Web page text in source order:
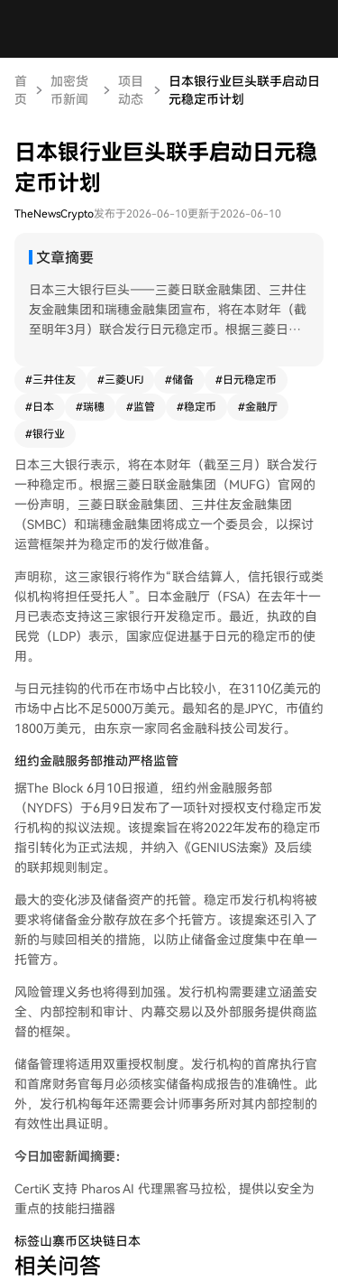
首
页
加密货
币新闻
项目
动态
日本银行业巨头联手启动日
元稳定币计划
日本银行业巨头联手启动日元稳
定币计划
TheNewsCrypto发布于2026-06-10更新于2026-06-10
文章摘要
日本三大银行巨头——三菱日联金融集团、三井住
友金融集团和瑞穗金融集团宣布，将在本财年（截
至明年3月）联合发行日元稳定币。根据三菱日联
行将作为“共同结算人”，并由信托银行或类似机构
担任受托人。日本金融厅已于去年11月对此表示支
持，执政的自民党近期也主张应推广基于日元的稳
微，在3110亿美元的总市值中占比不足5000万美
元，其中规模最大的是东京金融科技公司JPYC发行
的同名代币，市值约1800万美元。 与此同时，纽
约州金融服务部于6月9日发布了针对授权支付稳定
币发行机构的拟议法规，旨在将2022年的指导方
针正式化，并融入《GENIUS法案》及后续联邦规
则。新规主要变化包括：要求发行方在多个托管机
构持有储备资产，并引入新的赎回相关措施以防止
储备过度集中于单一托管方。此外，风险管理义务
也将加强，发行方需建立涵盖安全、内控、审计、
内幕交易及外部服务商监督的框架。储备管理将采
用双重授权系统，每月需由首席执行官和首席财务
官认证储备构成报告的准确性，每年还需会计师事
务所对内控有效性出具证明。
#三井住友 #三菱UFJ #储备 # 日元稳定币
# 日本 #瑞穗 #监管 #稳定币 #金融厅
#银行业
日本三大银行表示，将在本财年（截至三月）联合发行
一种稳定币。根据三菱日联金融集团（MUFG）官网的
一份声明，三菱日联金融集团、三井住友金融集团
（SMBC）和瑞穗金融集团将成立一个委员会，以探讨
运营框架并为稳定币的发行做准备。
声明称，这三家银行将作为“联合结算人，信托银行或类
似机构将担任受托人”。日本金融厅（FSA）在去年十一
月已表态支持这三家银行开发稳定币。最近，执政的自
民党（LDP）表示，国家应促进基于日元的稳定币的使
用。
与日元挂钩的代币在市场中占比较小，在3110亿美元的
市场中占比不足5000万美元。最知名的是JPYC，市值约
1800万美元，由东京一家同名金融科技公司发行。
纽约金融服务部推动严格监管
据The Block 6月10日报道，纽约州金融服务部
（NYDFS）于6月9日发布了一项针对授权支付稳定币发
行机构的拟议法规。该提案旨在将2022年发布的稳定币
指引转化为正式法规，并纳入《GENIUS法案》及后续
的联邦规则制定。
最大的变化涉及储备资产的托管。稳定币发行机构将被
要求将储备金分散存放在多个托管方。该提案还引入了
新的与赎回相关的措施，以防止储备金过度集中在单一
托管方。
风险管理义务也将得到加强。发行机构需要建立涵盖安
全、内部控制和审计、内幕交易以及外部服务提供商监
督的框架。
储备管理将适用双重授权制度。发行机构的首席执行官
和首席财务官每月必须核实储备构成报告的准确性。此
外，发行机构每年还需要会计师事务所对其内部控制的
有效性出具证明。
今日加密新闻摘要：
CertiK 支持 Pharos AI 代理黑客马拉松，提供以安全为
重点的技能扫描器
标签山寨币区块链日本
相关问答